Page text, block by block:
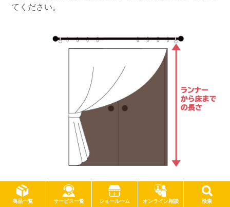
商品一覧 サービス一覧 ショールーム オンライン相談 検索
てください。
4. 吊り方を選びます